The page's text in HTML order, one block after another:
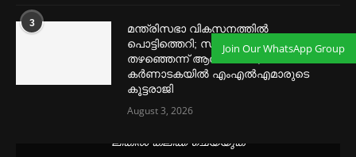
3
മന്ത്രിസഭാ വികസനത്തിൽ
പൊട്ടിത്തെറി; സീനിയർ നേതാക്കളെ
തഴഞ്ഞെന്ന് ആരോപണം,
കർണാടകയിൽ എംഎൽഎമാരുടെ
കൂട്ടരാജി
August 3, 2026
ലിങ്കിൽ ക്ലിക്ക് ചെയ്യുക
Join Our WhatsApp Group